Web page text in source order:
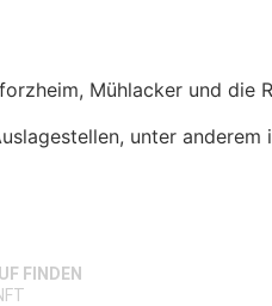
Mühlacker und die
unter anderem
FINDEN